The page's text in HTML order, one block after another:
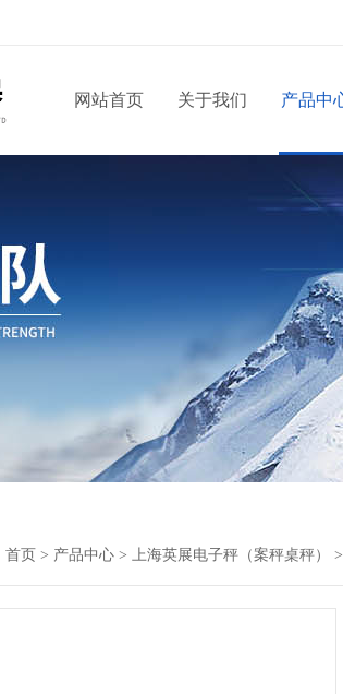
网站首页 关于我们 产品中
首页 > 产品中心 > 上海英展电子秤（案秤桌秤） >